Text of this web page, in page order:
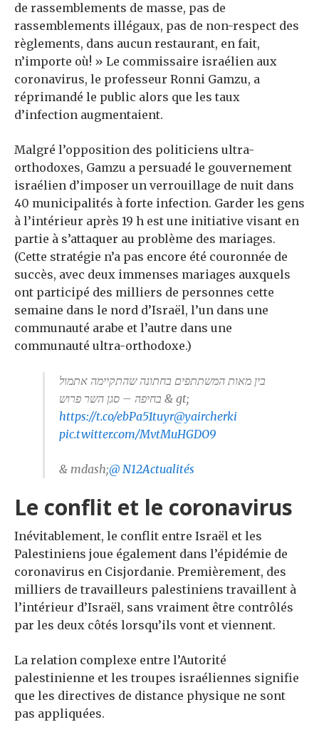
de rassemblements de masse, pas de
rassemblements illégaux, pas de non-respect des
règlements, dans aucun restaurant, en fait,
n’importe où! » Le commissaire israélien aux
coronavirus, le professeur Ronni Gamzu, a
réprimandé le public alors que les taux
d’infection augmentaient.
Malgré l’opposition des politiciens ultra-
orthodoxes, Gamzu a persuadé le gouvernement
israélien d’imposer un verrouillage de nuit dans
40 municipalités à forte infection. Garder les gens
à l’intérieur après 19 h est une initiative visant en
partie à s’attaquer au problème des mariages.
(Cette stratégie n’a pas encore été couronnée de
succès, avec deux immenses mariages auxquels
ont participé des milliers de personnes cette
semaine dans le nord d’Israël, l’un dans une
communauté arabe et l’autre dans une
communauté ultra-orthodoxe.)
בין מאות המשתתפים בחתונה שהתקיימה אתמול
בחיפה – סגן השר פרוש & gt;
https://t.co/ebPa51tuyr@yaircherki
pic.twitter.com/MvtMuHGDO9
& mdash;@ N12Actualités
Le conflit et le coronavirus
Inévitablement, le conflit entre Israël et les
Palestiniens joue également dans l’épidémie de
coronavirus en Cisjordanie. Premièrement, des
milliers de travailleurs palestiniens travaillent à
l’intérieur d’Israël, sans vraiment être contrôlés
par les deux côtés lorsqu’ils vont et viennent.
La relation complexe entre l’Autorité
palestinienne et les troupes israéliennes signifie
que les directives de distance physique ne sont
pas appliquées.